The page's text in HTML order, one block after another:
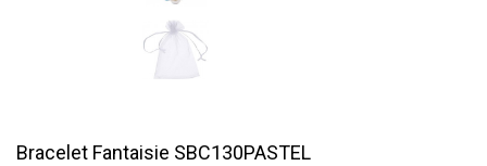
Bracelet Fantaisie SBC130PASTEL